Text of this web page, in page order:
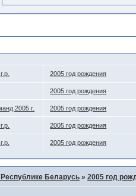
2005 год рождения
2005 год рождения
2005 г. 2005 год рождения
2005 год рождения
2005 год рождения
Беларусь »2005 год